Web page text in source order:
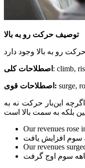
توصیف حرکت رو به بالا
اصطلاحات کلی : climb,
اصطلاحات قوی: surge,
اگرچه این‌بار حرکت نه به
Our revenues rose
Our revenues